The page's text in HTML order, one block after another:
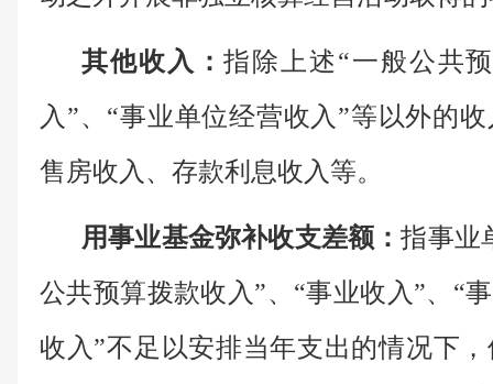
其他收入：指除上述“一般公共
入”、“事业单位经营收入”等以外的
售房收入、存款利息收入等。
用事业基金弥补收支差额：指事业
公共预算拨款收入”、“事业收入”、“
收入”不足以安排当年支出的情况下